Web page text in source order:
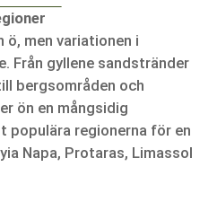
ö, men variationen i
Från gyllene sandstränder
bergsområden och
ön en mångsidig
populära regionerna för en
Napa, Protaras, Limassol